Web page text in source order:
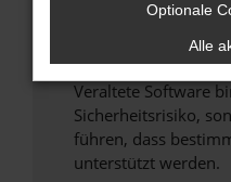
Stelle sicher, dass
Betriebssystem
sind.
Veraltete Software
Sicherheitsrisiko,
führen, dass
unterstützt werden.
Optionale
Alle